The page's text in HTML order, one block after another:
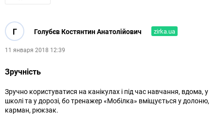
Г Голубєв Костянтин Анатолійович zirka.ua
11 января 2018 12:39
Зручність
Зручно користуватися на канікулах і під час навчання, вдома, у
школі та у дорозі, бо тренажер «Мобілка» вміщується у долоню,
карман, рюкзак.